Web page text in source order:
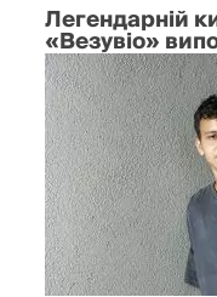
Легендарній
«Везувіо»